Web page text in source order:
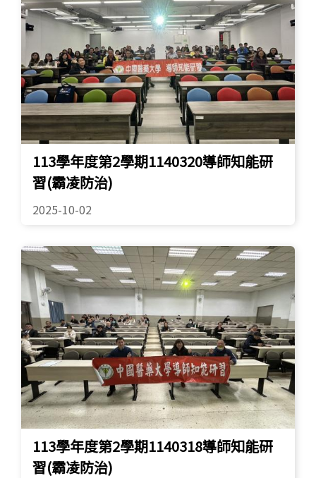
113學年度第2學期1140320導師知能研
習(霸凌防治)
2025-10-02
113學年度第2學期1140318導師知能研
習(霸凌防治)